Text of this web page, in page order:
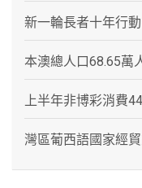
新一輪長者十年行
本澳總人口68.65萬
上半年非博彩消費
灣區葡西語國家經